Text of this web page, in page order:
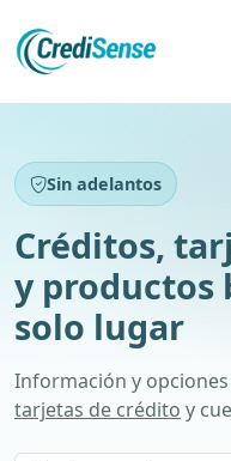
Sin adelantos
Créditos,
y productos
solo lugar
Información y
tarjetas de crédito y